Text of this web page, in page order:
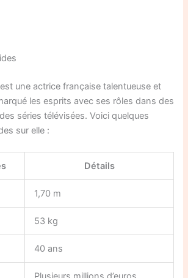
une actrice française talentueuse et
les esprits avec ses rôles dans des
séries télévisées. Voici quelques
sur elle :
Détails
1,70 m
53 kg
40 ans